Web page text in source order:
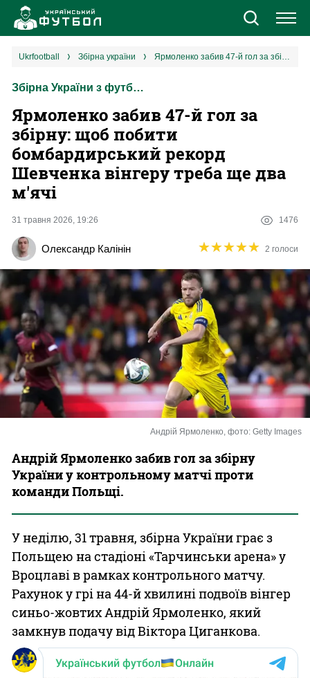
Новини
Збірна
Єврокубки
УПЛ
Різне
Букмекери
Казино
ukrfootball збірна україни Ярмоленко забив 47-й гол за збірну: щоб побити бомбардирський рекорд Шевченка вінгеру треба ще два м'ячі
Збірна України з футболу
Ярмоленко забив 47-й гол за
збірну: щоб побити
бомбардирський рекорд
Шевченка вінгеру треба ще два
м'ячі
31 травня 2026, 19:26 1476
Олександр Калінін ★★★★★
★★★★★ 2 голоси
Андрій Ярмоленко, фото: Getty Images
Андрій Ярмоленко забив гол за збірну
України у контрольному матчі проти
команди Польщі.
У неділю, 31 травня, збірна України грає з
Польщею на стадіоні «Тарчинськи арена» у
Вроцлаві в рамках контрольного матчу.
Рахунок у грі на 44-й хвилині подвоїв вінгер
синьо-жовтих Андрій Ярмоленко, який
замкнув подачу від Віктора Циганкова.